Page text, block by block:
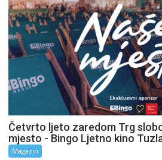
Četvrto ljeto zaredom Trg
mjesto - Bingo Ljetno kino
Magazin